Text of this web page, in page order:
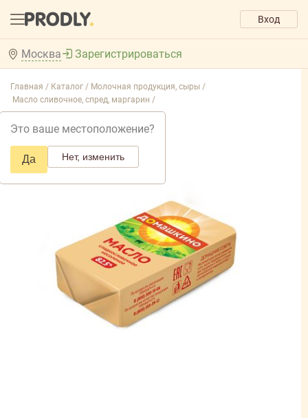
Вход
Москва
Это ваше местоположение?
Да Нет, изменить
Зарегистрироваться
Главная / Каталог / Молочная продукция, сыры /
Масло сливочное, спред, маргарин /